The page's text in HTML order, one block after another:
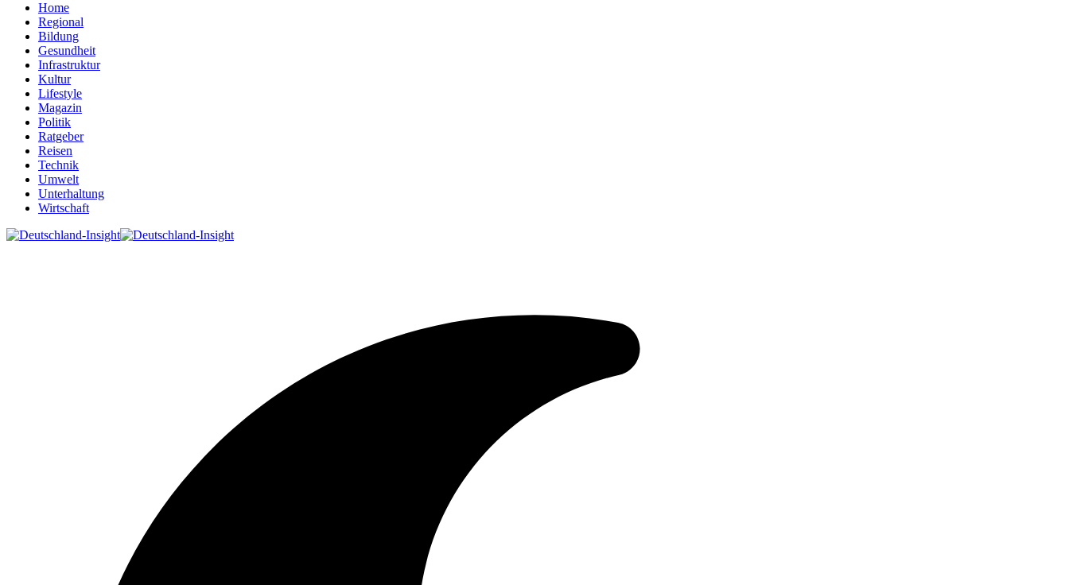
Home
Regional
Bildung
Gesundheit
Infrastruktur
Kultur
Lifestyle
Magazin
Politik
Ratgeber
Reisen
Technik
Umwelt
Unterhaltung
Wirtschaft